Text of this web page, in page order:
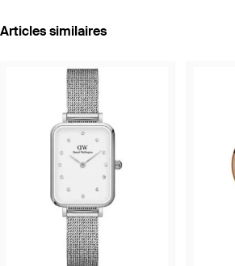
Articles similaires